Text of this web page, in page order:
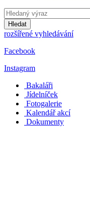
Hledat
rozšířené vyhledávání
Facebook
Instagram
Bakaláři
Jídelníček
Fotogalerie
Kalendář akcí
Dokumenty